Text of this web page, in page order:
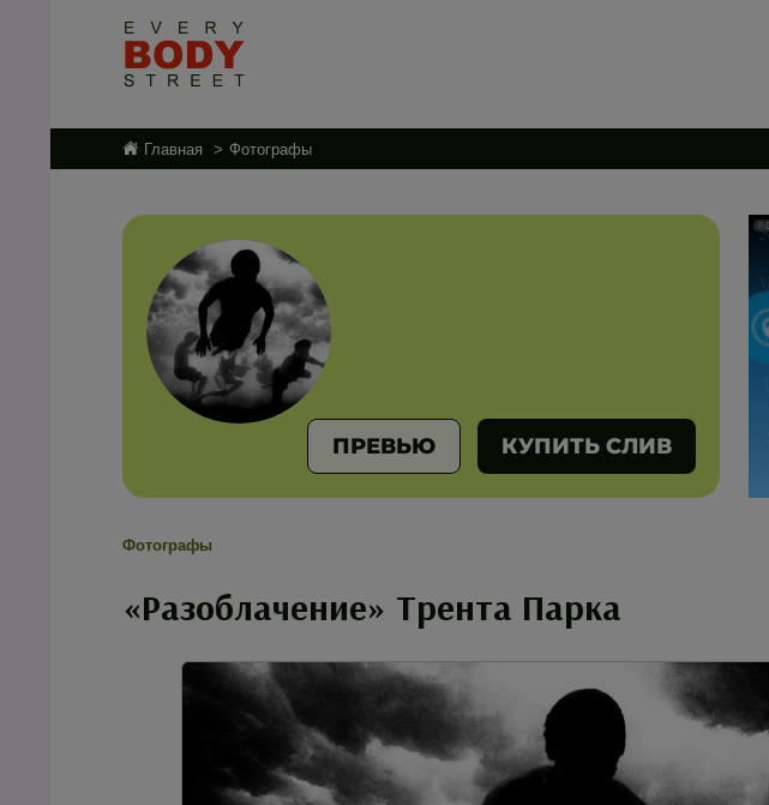
Главная Фотографы
ПРЕВЬЮ КУПИТЬ СЛИВ
Фотографы
«Разоблачение» Трента Парка